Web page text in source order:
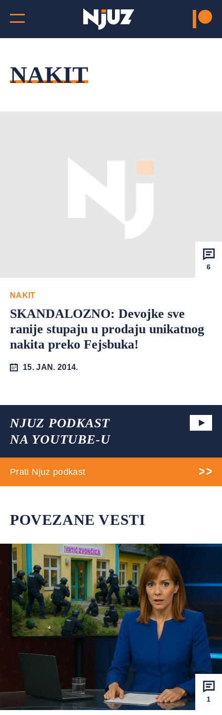
NAKIT
6
NAKIT
SKANDALOZNO: Devojke sve
ranije stupaju u prodaju unikatnog
nakita preko Fejsbuka!
15. JAN. 2014.
NJUZ PODKAST
NA YOUTUBE-U
Prati Njuz podkast
POVEZANE VESTI
1